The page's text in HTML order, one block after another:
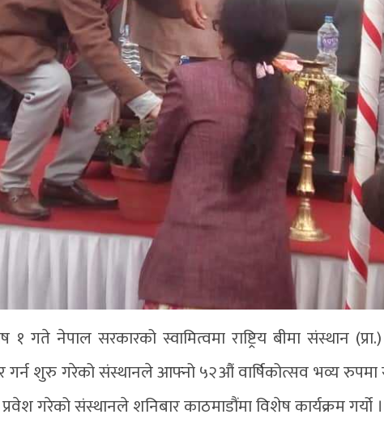
नेपाल सरकारको स्वामित्वमा राष्ट्रिय बीमा संस्थान
गर्न शुरु गरेको संस्थानले आफ्नो ५२औं वार्षिकोत्सव भव्य रुपमा
गरेको संस्थानले शनिबार काठमाडौंमा विशेष कार्यक्रम गर्यो ।